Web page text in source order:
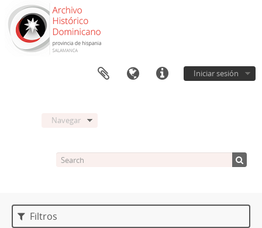
Iniciar sesión
Navegar
Filtros